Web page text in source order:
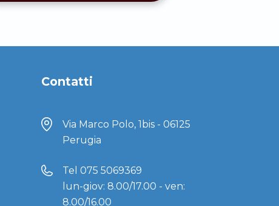
Contatti
Via Marco Polo, 1bis - 06125
Perugia
Tel 075 5069369
lun-giov: 8.00/17.00 - ven:
8.00/16.00